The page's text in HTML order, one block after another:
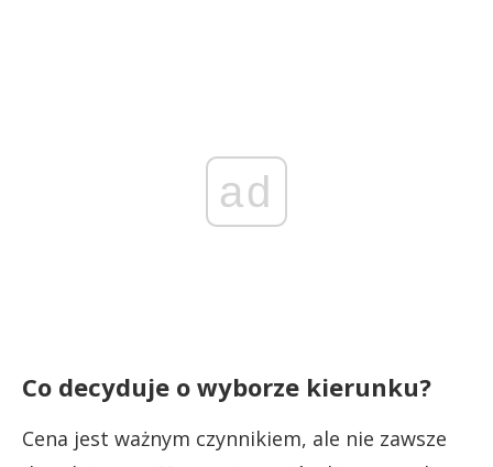
ad
Co decyduje o wyborze kierunku?
Cena jest ważnym czynnikiem, ale nie zawsze